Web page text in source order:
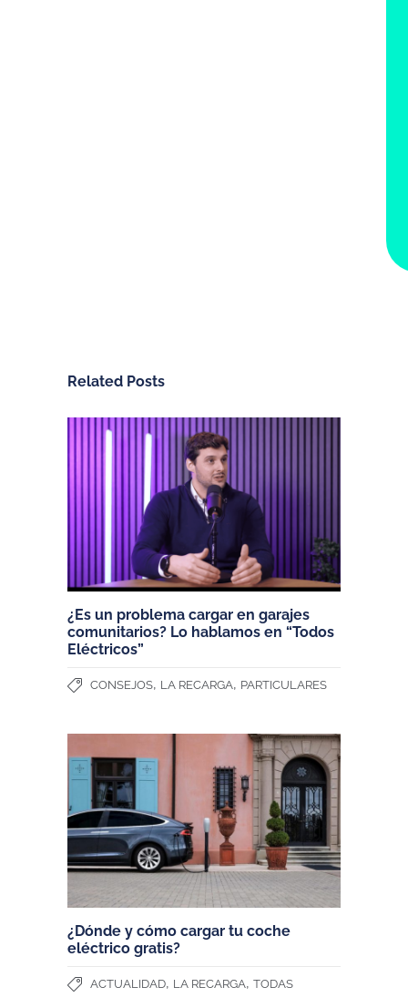
Related Posts
¿Es un problema cargar en garajes
comunitarios? Lo hablamos en “Todos
Eléctricos”
CONSEJOS, LA RECARGA, PARTICULARES
¿Dónde y cómo cargar tu coche
eléctrico gratis?
ACTUALIDAD, LA RECARGA, TODAS